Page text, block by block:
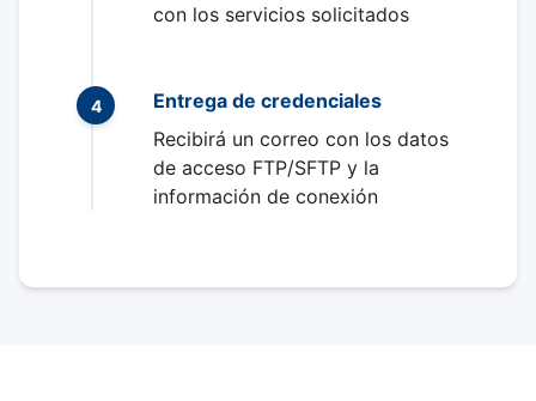
con los servicios solicitados
4
Entrega de credenciales
Recibirá un correo con los datos
de acceso FTP/SFTP y la
información de conexión